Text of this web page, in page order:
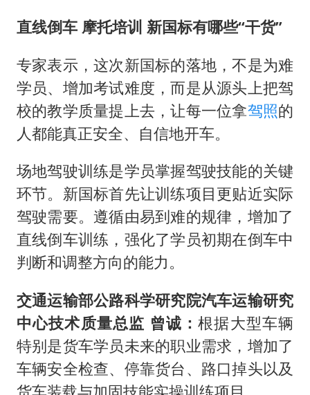
直线倒车 摩托培训 新国标有哪些“干货”
专家表示，这次新国标的落地，不是为难
学员、增加考试难度，而是从源头上把驾
校的教学质量提上去，让每一位拿驾照的
人都能真正安全、自信地开车。
场地驾驶训练是学员掌握驾驶技能的关键
环节。新国标首先让训练项目更贴近实际
驾驶需要。遵循由易到难的规律，增加了
直线倒车训练，强化了学员初期在倒车中
判断和调整方向的能力。
交通运输部公路科学研究院汽车运输研究
中心技术质量总监 曾诚：根据大型车辆
特别是货车学员未来的职业需求，增加了
车辆安全检查、停靠货台、路口掉头以及
货车装载与加固技能实操训练项目。